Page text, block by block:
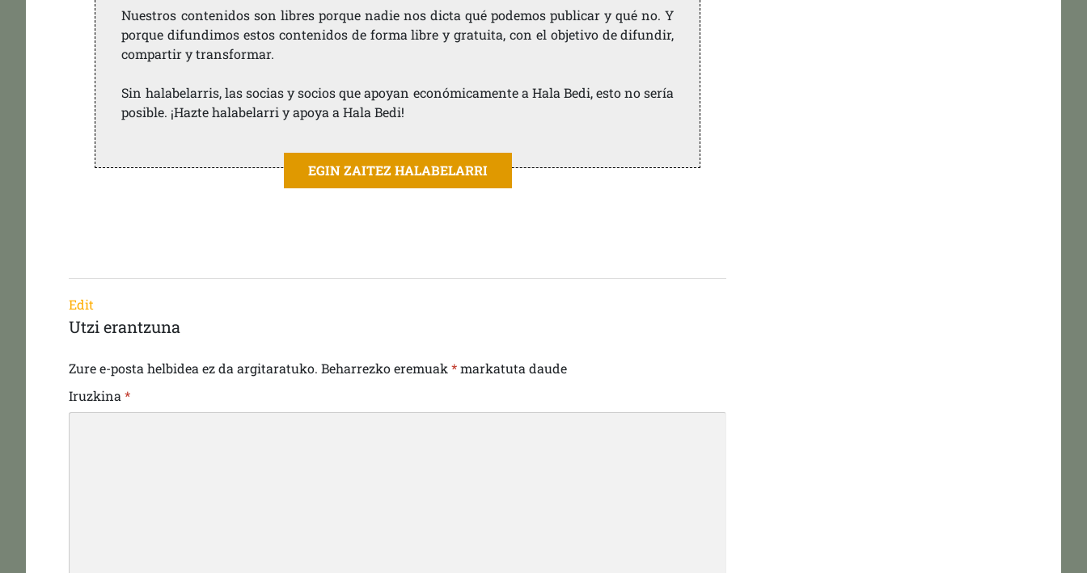
Nuestros contenidos son libres porque nadie nos dicta qué podemos publicar y qué no. Y
porque difundimos estos contenidos de forma libre y gratuita, con el objetivo de difundir,
compartir y transformar.
Sin halabelarris, las socias y socios que apoyan económicamente a Hala Bedi, esto no sería
posible. ¡Hazte halabelarri y apoya a Hala Bedi!
EGIN ZAITEZ HALABELARRI
Edit
Utzi erantzuna
Zure e-posta helbidea ez da argitaratuko. Beharrezko eremuak*markatuta daude
Iruzkina*